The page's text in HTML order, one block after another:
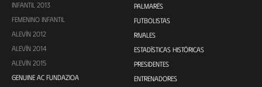
INFANTIL 2013
FEMENINO INFANTIL
ALEVÍN 2012
ALEVÍN 2014
ALEVÍN 2015
GENUINE AC FUNDAZIOA
PALMARÉS
FUTBOLISTAS
RIVALES
ESTADÍSTICAS HISTÓRICAS
PRESIDENTES
ENTRENADORES